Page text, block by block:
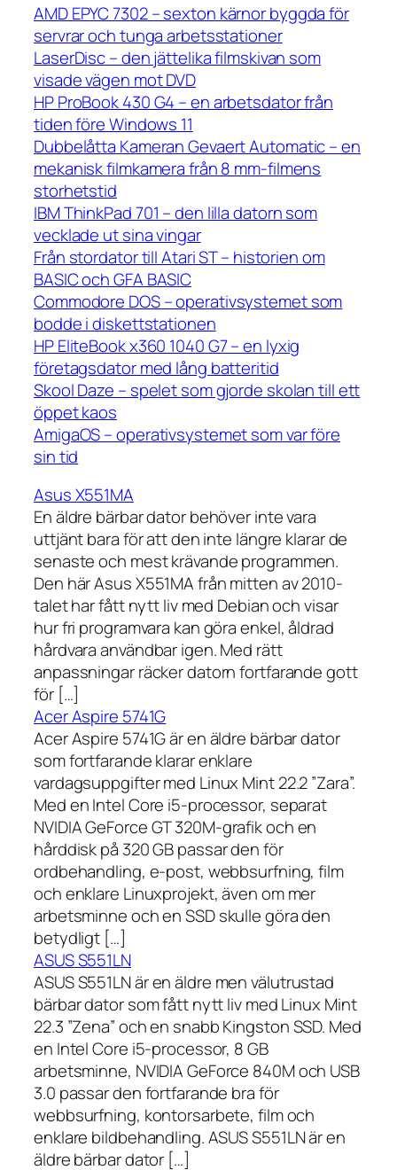
AMD EPYC 7302 – sexton kärnor byggda för
servrar och tunga arbetsstationer
LaserDisc – den jättelika filmskivan som
visade vägen mot DVD
HP ProBook 430 G4 – en arbetsdator från
tiden före Windows 11
Dubbelåtta Kameran Gevaert Automatic – en
mekanisk filmkamera från 8 mm-filmens
storhetstid
IBM ThinkPad 701 – den lilla datorn som
vecklade ut sina vingar
Från stordator till Atari ST – historien om
BASIC och GFA BASIC
Commodore DOS – operativsystemet som
bodde i diskettstationen
HP EliteBook x360 1040 G7 – en lyxig
företagsdator med lång batteritid
Skool Daze – spelet som gjorde skolan till ett
öppet kaos
AmigaOS – operativsystemet som var före
sin tid
Asus X551MA
En äldre bärbar dator behöver inte vara
uttjänt bara för att den inte längre klarar de
senaste och mest krävande programmen.
Den här Asus X551MA från mitten av 2010-
talet har fått nytt liv med Debian och visar
hur fri programvara kan göra enkel, åldrad
hårdvara användbar igen. Med rätt
anpassningar räcker datorn fortfarande gott
för […]
Acer Aspire 5741G
Acer Aspire 5741G är en äldre bärbar dator
som fortfarande klarar enklare
vardagsuppgifter med Linux Mint 22.2 ”Zara”.
Med en Intel Core i5-processor, separat
NVIDIA GeForce GT 320M-grafik och en
hårddisk på 320 GB passar den för
ordbehandling, e-post, webbsurfning, film
och enklare Linuxprojekt, även om mer
arbetsminne och en SSD skulle göra den
betydligt […]
ASUS S551LN
ASUS S551LN är en äldre men välutrustad
bärbar dator som fått nytt liv med Linux Mint
22.3 ”Zena” och en snabb Kingston SSD. Med
en Intel Core i5-processor, 8 GB
arbetsminne, NVIDIA GeForce 840M och USB
3.0 passar den fortfarande bra för
webbsurfning, kontorsarbete, film och
enklare bildbehandling. ASUS S551LN är en
äldre bärbar dator […]